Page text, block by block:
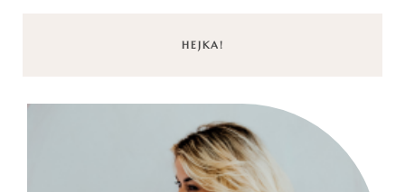
HEJKA!